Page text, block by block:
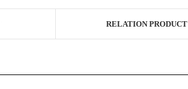
RELATION PRODUCT